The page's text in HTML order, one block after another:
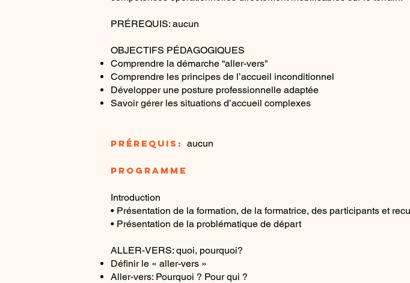
​PRÉREQUIS: aucun
OBJECTIFS PÉDAGOGIQUES
Comprendre la démarche “aller-vers"
Comprendre les principes de l’accueil inconditionnel
Développer une posture professionnelle adaptée
Savoir gérer les situations d’accueil complexes
PRÉREQUIS: aucun
PROGRAMME
Introduction
• Présentation de la formation, de la formatrice, des participants et
• Présentation de la problématique de départ
ALLER-VERS: quoi, pourquoi?
Définir le « aller-vers »
Aller-vers: Pourquoi ? Pour qui ?